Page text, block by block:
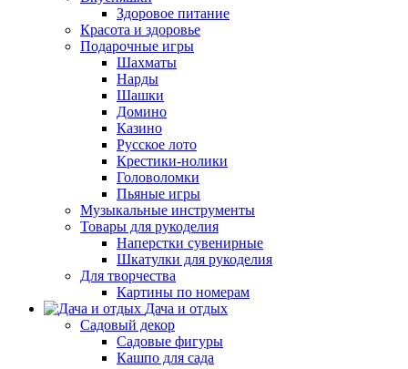
Здоровое питание
Красота и здоровье
Подарочные игры
Шахматы
Нарды
Шашки
Домино
Казино
Русское лото
Крестики-нолики
Головоломки
Пьяные игры
Музыкальные инструменты
Товары для рукоделия
Наперстки сувенирные
Шкатулки для рукоделия
Для творчества
Картины по номерам
Дача и отдых
Садовый декор
Садовые фигуры
Кашпо для сада